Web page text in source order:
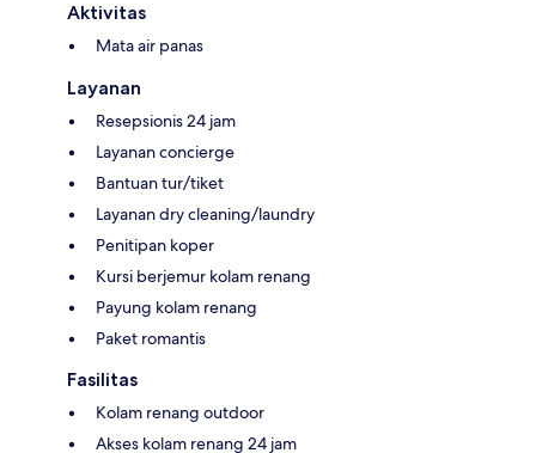
Aktivitas
Mata air panas
Layanan
Resepsionis 24 jam
Layanan concierge
Bantuan tur/tiket
Layanan dry cleaning/laundry
Penitipan koper
Kursi berjemur kolam renang
Payung kolam renang
Paket romantis
Fasilitas
Kolam renang outdoor
Akses kolam renang 24 jam